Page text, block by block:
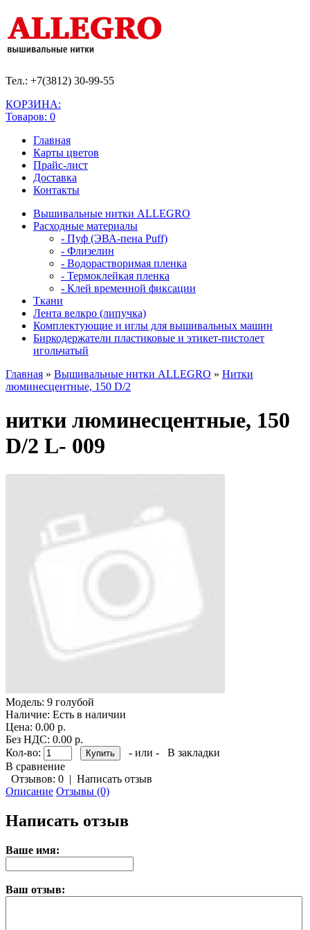
Тел.: +7(3812) 30-99-55
КОРЗИНА:
Товаров: 0
Главная
Карты цветов
Прайс-лист
Доставка
Контакты
Вышивальные нитки ALLEGRO
Расходные материалы
- Пуф (ЭВА-пена Puff)
- Флизелин
- Водорастворимая пленка
- Термоклейкая пленка
- Клей временной фиксации
Ткани
Лента велкро (липучка)
Комплектующие и иглы для вышивальных машин
Биркодержатели пластиковые и этикет-пистолет
игольчатый
Главная » Вышивальные нитки ALLEGRO » Нитки
люминесцентные, 150 D/2
нитки люминесцентные, 150
D/2 L- 009
Модель: 9 голубой
Наличие: Есть в наличии
Цена: 0.00 р.
Без НДС: 0.00 р.
Кол-во:
- или -
В закладки
В сравнение
Отзывов: 0 | Написать отзыв
Описание Отзывы (0)
Написать отзыв
Ваше имя:
Ваш отзыв: